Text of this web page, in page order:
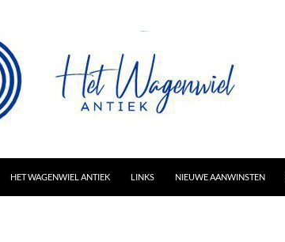
HET WAGENWIEL ANTIEK LINKS NIEUWE AANWINSTEN